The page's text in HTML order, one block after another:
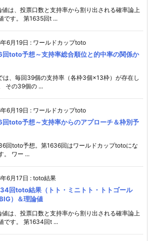
は、投票口数と支持率から割り出される確率論上
です。 第1635回t ...
6月19日 : ワールドカップtoto
toto予想～支持率総合順位と的中率の関係か
は、毎回39個の支持率（各枠3個×13枠）が存在し
その39個の ...
6月19日 : ワールドカップtoto
toto予想～支持率からのアプローチ＆枠別予
回toto予想。第1636回はワールドカップtotoにな
。 ワー ...
6月17日 : toto結果
回toto結果（トト・ミニトト・トトゴール
）＆理論値
は、投票口数と支持率から割り出される確率論上
です。 第1634回t ...